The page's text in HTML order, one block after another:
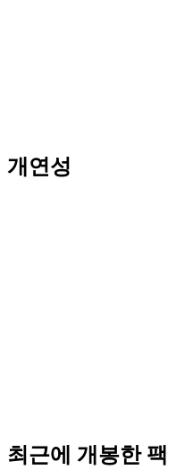
개연성
최근에 개봉한 팩